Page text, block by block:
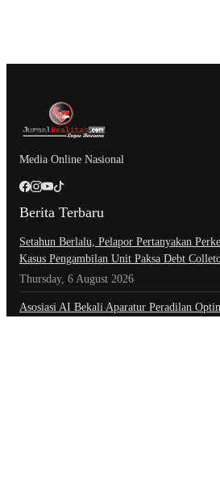
Media Online Nasional
Berita Terbaru
Setahun Berlalu, Pelapor Pertanyakan
Kasus Pengambilan Unit Paksa Debt
Thursday, 6 August 2026
Asosiasi AI Bekali Aparatur Peradilan